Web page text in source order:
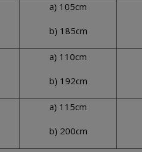
a) 105cm
b) 185cm
a) 110cm
b) 192cm
a) 115cm
b) 200cm